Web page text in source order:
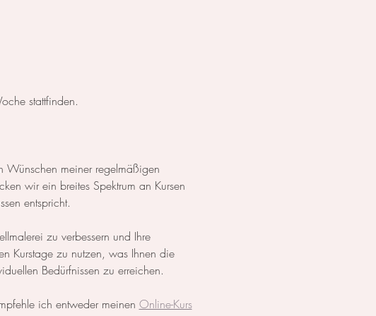
stattfinden.
Wünschen meiner regelmäßigen
wir ein breites Spektrum an Kursen
entspricht.
zu verbessern und Ihre
Kurstage zu nutzen, was Ihnen die
Bedürfnissen zu erreichen.
ich entweder meinen Online-Kurs